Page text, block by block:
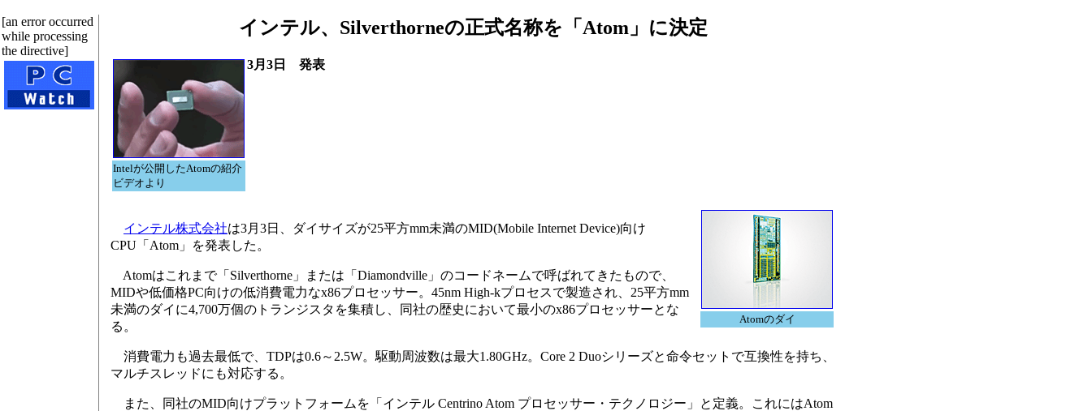
[an error occurred
while processing
the directive]
インテル、Silverthorneの正式名称を「Atom」に決定
Intelが公開したAtomの紹介
ビデオより
3月3日 発表
Atomのダイ
インテル株式会社は3月3日、ダイサイズが25平方mm未満のMID(Mobile Internet Device)向け
CPU「Atom」を発表した。
Atomはこれまで「Silverthorne」または「Diamondville」のコードネームで呼ばれてきたもので、
MIDや低価格PC向けの低消費電力なx86プロセッサー。45nm High-kプロセスで製造され、25平方mm
未満のダイに4,700万個のトランジスタを集積し、同社の歴史において最小のx86プロセッサーとな
る。
消費電力も過去最低で、TDPは0.6～2.5W。駆動周波数は最大1.80GHz。Core 2 Duoシリーズと命令セットで互換性を持ち、
マルチスレッドにも対応する。
また、同社のMID向けプラットフォームを「インテル Centrino Atom プロセッサー・テクノロジー」と定義。これにはAtom